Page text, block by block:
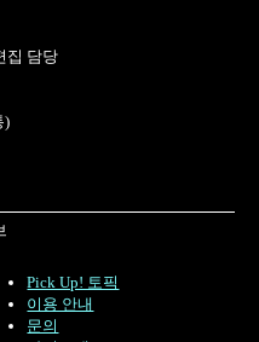
집 담당
)
Pick Up! 토픽
이용 안내
문의